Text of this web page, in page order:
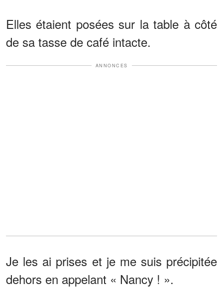
Elles étaient posées sur la table à côté
de sa tasse de café intacte.
ANNONCES
Je les ai prises et je me suis précipitée
dehors en appelant « Nancy ! ».